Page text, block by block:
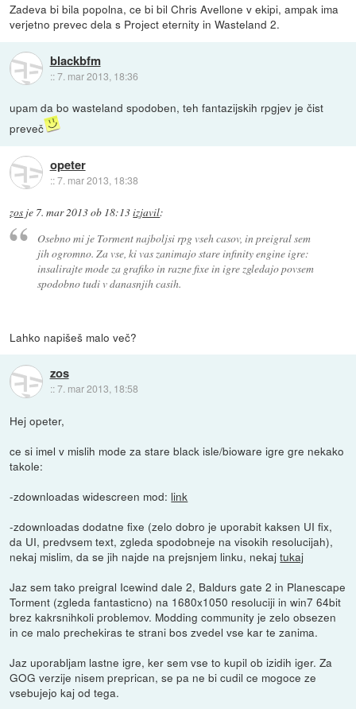
Zadeva bi bila popolna, ce bi bil Chris Avellone v ekipi, ampak ima
verjetno prevec dela s Project eternity in Wasteland 2.
blackbfm
::7. mar 2013, 18:36
upam da bo wasteland spodoben, teh fantazijskih rpgjev je čist
preveč
opeter
::7. mar 2013, 18:38
zos je 7. mar 2013 ob 18:13izjavil:
Osebno mi je Torment najboljsi rpg vseh casov, in preigral sem
jih ogromno. Za vse, ki vas zanimajo stare infinity engine igre:
insalirajte mode za grafiko in razne fixe in igre zgledajo povsem
spodobno tudi v danasnjih casih.
Lahko napišeš malo več?
zos
::7. mar 2013, 18:58
Hej opeter,
ce si imel v mislih mode za stare black isle/bioware igre gre nekako
takole:
-zdownloadas widescreen mod: link
-zdownloadas dodatne fixe (zelo dobro je uporabit kaksen UI fix,
da UI, predvsem text, zgleda spodobneje na visokih resolucijah),
nekaj mislim, da se jih najde na prejsnjem linku, nekajtukaj
Jaz sem tako preigral Icewind dale 2, Baldurs gate 2 in Planescape
Torment (zgleda fantasticno) na 1680x1050 resoluciji in win7 64bit
brez kakrsnihkoli problemov. Modding community je zelo obsezen
in ce malo prechekiras te strani bos zvedel vse kar te zanima.
Jaz uporabljam lastne igre, ker sem vse to kupil ob izidih iger. Za
GOG verzije nisem preprican, se pa ne bi cudil ce mogoce ze
vsebujejo kaj od tega.